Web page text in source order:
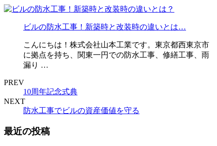
ビルの防水工事！新築時と改装時の違いとは…
こんにちは！株式会社山本工業です。東京都西東京市
に拠点を持ち、関東一円での防水工事、修繕工事、雨
漏り …
PREV
10周年記念式典
NEXT
防水工事でビルの資産価値を守る
最近の投稿